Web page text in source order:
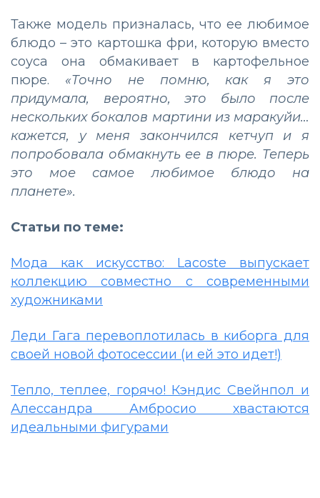
Также модель призналась, что ее любимое
блюдо – это картошка фри, которую вместо
соуса она обмакивает в картофельное
пюре. «Точно не помню, как я это
придумала, вероятно, это было после
нескольких бокалов мартини из маракуйи…
кажется, у меня закончился кетчуп и я
попробовала обмакнуть ее в пюре. Теперь
это мое самое любимое блюдо на
планете».
Статьи по теме:
Мода как искусство: Lacoste выпускает
коллекцию совместно с современными
художниками
Леди Гага перевоплотилась в киборга для
своей новой фотосессии (и ей это идет!)
Тепло, теплее, горячо! Кэндис Свейнпол и
Алессандра Амбросио хвастаются
идеальными фигурами